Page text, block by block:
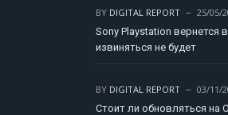
BY DIGITAL REPORT
25/05/
Sony Playstation вернется
извиняться не будет
BY DIGITAL REPORT
03/11/
Стоит ли обновляться на